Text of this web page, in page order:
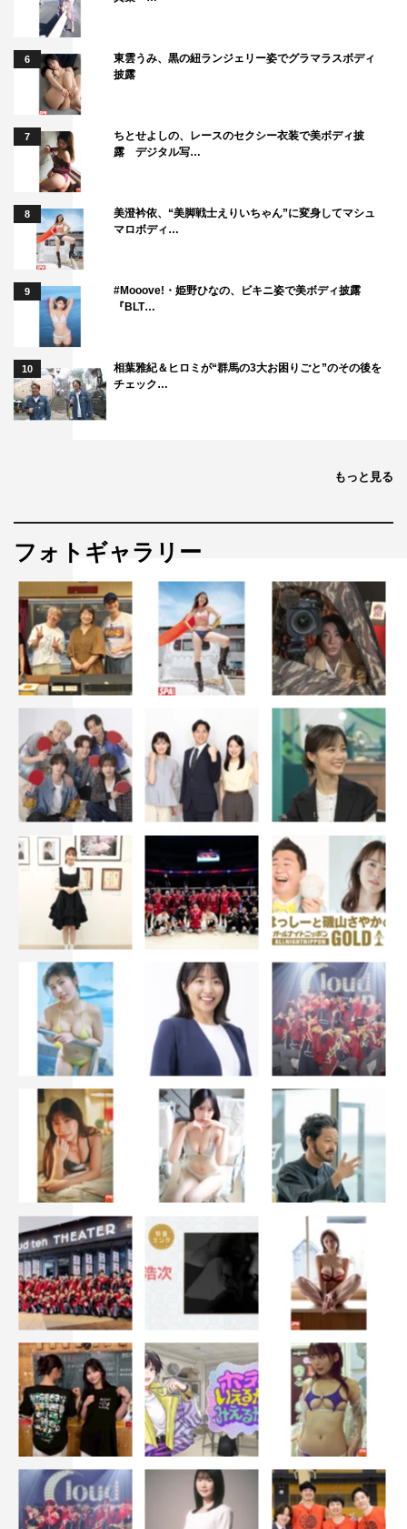
＃2i2
天羽希純 奥ゆい 森嶋あんり
青木りさ
6
東雲うみ、黒の紐ランジェリー姿でグラマラスボディ
披露
7
ちとせよしの、レースのセクシー衣装で美ボディ披
露 デジタル写…
8
美澄衿依、“美脚戦士えりいちゃん”に変身してマシュ
マロボディ…
9
#Mooove!・姫野ひなの、ビキニ姿で美ボディ披露
『BLT…
10
相葉雅紀＆ヒロミが“群馬の3大お困りごと”のその後を
チェック…
もっと見る
フォトギャラリー